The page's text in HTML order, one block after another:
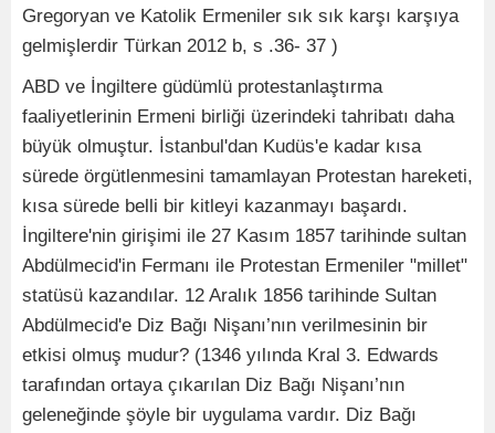
Gregoryan ve Katolik Ermeniler sık sık karşı karşıya
gelmişlerdir Türkan 2012 b, s .36- 37 )
ABD ve İngiltere güdümlü protestanlaştırma
faaliyetlerinin Ermeni birliği üzerindeki tahribatı daha
büyük olmuştur. İstanbul'dan Kudüs'e kadar kısa
sürede örgütlenmesini tamamlayan Protestan hareketi,
kısa sürede belli bir kitleyi kazanmayı başardı.
İngiltere'nin girişimi ile 27 Kasım 1857 tarihinde sultan
Abdülmecid'in Fermanı ile Protestan Ermeniler "millet"
statüsü kazandılar. 12 Aralık 1856 tarihinde Sultan
Abdülmecid'e Diz Bağı Nişanı’nın verilmesinin bir
etkisi olmuş mudur? (1346 yılında Kral 3. Edwards
tarafından ortaya çıkarılan Diz Bağı Nişanı’nın
geleneğinde şöyle bir uygulama vardır. Diz Bağı